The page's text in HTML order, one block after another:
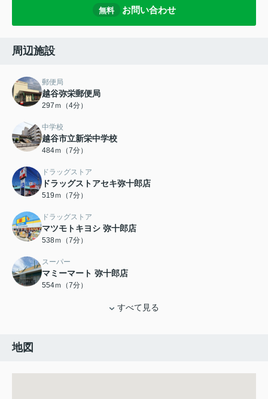
無料 お問い合わせ
周辺施設
郵便局
越谷弥栄郵便局
297ｍ（4分）
中学校
越谷市立新栄中学校
484ｍ（7分）
ドラッグストア
ドラッグストアセキ弥十郎店
519ｍ（7分）
ドラッグストア
マツモトキヨシ 弥十郎店
538ｍ（7分）
スーパー
マミーマート 弥十郎店
554ｍ（7分）
すべて見る
地図